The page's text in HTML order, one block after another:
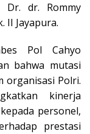
Dr. dr. Rommy
II Jayapura.
Pol Cahyo
bahwa mutasi
organisasi Polri.
kinerja
personel,
prestasi